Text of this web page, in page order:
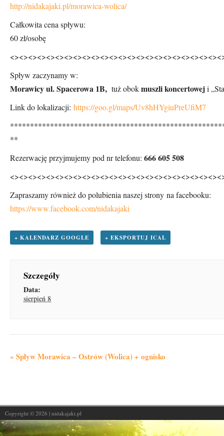
http://nidakajaki.pl/morawica-wolica/
Całkowita cena spływu:
60 zł/osobę
Spływ zaczynamy w:
Morawicy ul. Spacerowa 1B, tuż obokmuszli koncertoweji
Link do lokalizacji: https://goo.gl/maps/Uv8hHYgiuPreUfiM7
**
Rezerwację przyjmujemy pod nr telefonu: 666 605 508
Zapraszamy również do polubienia naszej strony na facebooku:
https://www.facebook.com/nidakajaki
+ KALENDARZ GOOGLE + EKSPORTUJ ICAL
Szczegóły
Data:
sierpień 8
W
r
z
« Spływ Morawica – Ostrów (Wolica) + ognisko
Copyright © 2026 | nidakajaki.pl